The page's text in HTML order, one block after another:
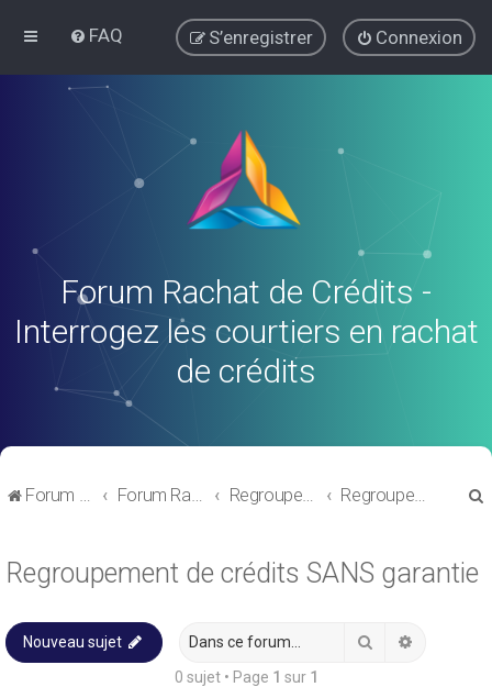
FAQ Connexion
S’enregistrer
Forum Rachat de Crédits -
Interrogez les courtiers en rachat
de crédits
Forum de discussions sur le Regroupement de Crédits et le Rachat de Crédits Forum Rachat de Crédits Regroupement de crédits ou Rachat de Crédits pour Propriétaire Regroupement de crédits SANS garantie
Regroupement de crédits SANS garantie
Nouveau sujet Rechercher
0 sujet • Page 1 sur 1